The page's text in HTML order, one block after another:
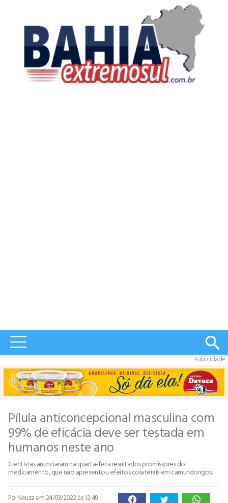
Publicidade
Pílula anticoncepcional masculina com
99% de eficácia deve ser testada em
humanos neste ano
Cientistas anunciaram na quarta-feira resultados promissores do
medicamento, que não apresentou efeitos colaterais em camundongos.
Por Neuzaem 24/03/2022 às 12:49